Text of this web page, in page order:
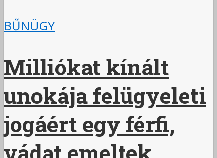
BŰNÜGY
Milliókat kínált
unokája felügyeleti
jogáért egy férfi,
vádat emeltek